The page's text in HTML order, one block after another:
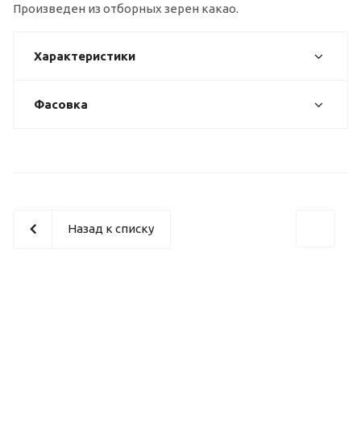
Произведен из отборных зерен какао.
Характеристики
Фасовка
Назад к списку